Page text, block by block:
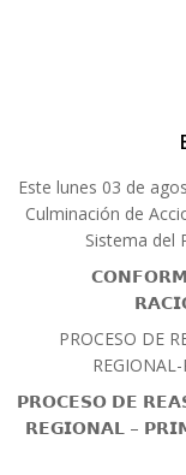
Este lunes 03 de
Culminación de
Sistema del
PROCESO DE
𝗣𝗥𝗢𝗖𝗘𝗦𝗢 𝗗𝗘
𝗥𝗘𝗚𝗜𝗢𝗡𝗔𝗟 –